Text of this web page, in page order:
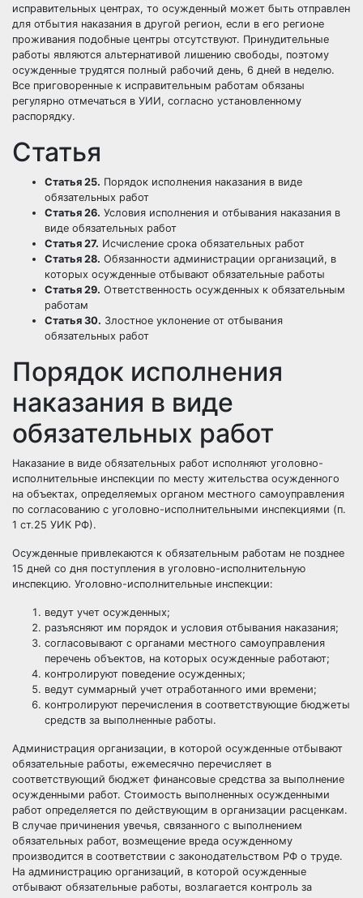
исправительных центрах, то осужденный может быть отправлен
для отбытия наказания в другой регион, если в его регионе
проживания подобные центры отсутствуют. Принудительные
работы являются альтернативой лишению свободы, поэтому
осужденные трудятся полный рабочий день, 6 дней в неделю.
Все приговоренные к исправительным работам обязаны
регулярно отмечаться в УИИ, согласно установленному
распорядку.
Статья
Статья 25. Порядок исполнения наказания в виде
обязательных работ
Статья 26. Условия исполнения и отбывания наказания в
виде обязательных работ
Статья 27. Исчисление срока обязательных работ
Статья 28. Обязанности администрации организаций, в
которых осужденные отбывают обязательные работы
Статья 29. Ответственность осужденных к обязательным
работам
Статья 30. Злостное уклонение от отбывания
обязательных работ
Порядок исполнения
наказания в виде
обязательных работ
Наказание в виде обязательных работ исполняют уголовно-
исполнительные инспекции по месту жительства осужденного
на объектах, определяемых органом местного самоуправления
по согласованию с уголовно-исполнительными инспекциями (п.
1 ст.25 УИК РФ).
Осужденные привлекаются к обязательным работам не позднее
15 дней со дня поступления в уголовно-исполнительную
инспекцию. Уголовно-исполнительные инспекции:
ведут учет осужденных;
разъясняют им порядок и условия отбывания наказания;
согласовывают с органами местного самоуправления
перечень объектов, на которых осужденные работают;
контролируют поведение осужденных;
ведут суммарный учет отработанного ими времени;
контролируют перечисления в соответствующие бюджеты
средств за выполненные работы.
Администрация организации, в которой осужденные отбывают
обязательные работы, ежемесячно перечисляет в
соответствующий бюджет финансовые средства за выполнение
осужденными работ. Стоимость выполненных осужденными
работ определяется по действующим в организации расценкам.
В случае причинения увечья, связанного с выполнением
обязательных работ, возмещение вреда осужденному
производится в соответствии с законодательством РФ о труде.
На администрацию организаций, в которой осужденные
отбывают обязательные работы, возлагается контроль за